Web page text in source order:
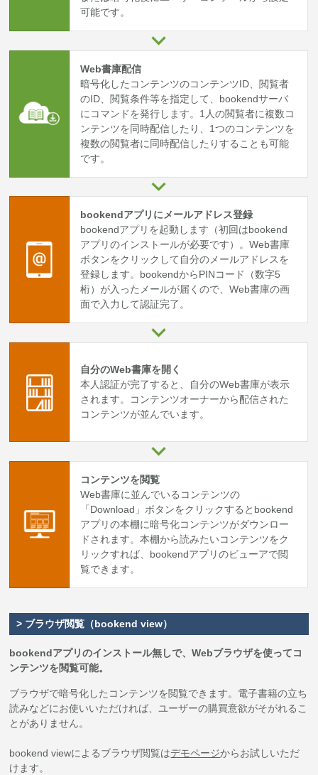
可能です。
Web書庫配信
暗号化したコンテンツのコンテンツID、閲覧者
のID、閲覧条件等を指定して、bookendサーバ
にコマンドを発行します。1人の閲覧者に複数コ
ンテンツを同時配信したり、1つのコンテンツを
複数の閲覧者に同時配信したりすることも可能
です。
bookendアプリにメールアドレス登録
bookendアプリを起動します（初回はbookend
アプリのインストールが必要です）。Web書庫
ボタンをクリックして自分のメールアドレスを
登録します。bookendからPINコード（数字5
桁）が入ったメールが届くので、Web書庫の画
面で入力して認証完了。
自分のWeb書庫を開く
本人認証が完了すると、自分のWeb書庫が表示
されます。コンテンツオーナーから配信された
コンテンツが並んでいます。
コンテンツを閲覧
Web書庫に並んでいるコンテンツの
「Download」ボタンをクリックするとbookend
アプリの本棚に暗号化コンテンツがダウンロー
ドされます。本棚から読みたいコンテンツをク
リックすれば、bookendアプリのビューアで閲
覧できます。
> ブラウザ閲覧（bookend view）
bookendアプリのインストール無しで、Webブラウザを使ってコ
ンテンツを閲覧可能。
ブラウザで暗号化したコンテンツを閲覧できます。電子書籍の立ち
読みなどにお使いいただければ、ユーザーの購買意欲がそがれるこ
とがありません。
bookend viewによるブラウザ閲覧はデモページからお試しいただ
けます。